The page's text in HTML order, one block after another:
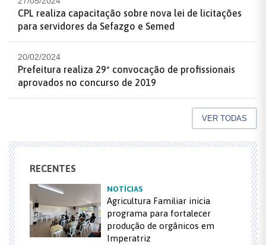
CPL realiza capacitação sobre nova lei de licitações
para servidores da Sefazgo e Semed
20/02/2024
Prefeitura realiza 29ª convocação de profissionais
aprovados no concurso de 2019
VER TODAS
RECENTES
NOTÍCIAS
Agricultura Familiar inicia
programa para fortalecer
produção de orgânicos em
Imperatriz